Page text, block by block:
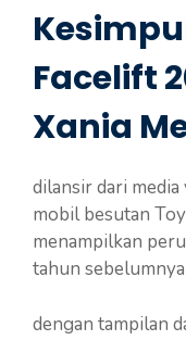
Facelift
Xania
dilansir dari
mobil besutan
menampilkan
tahun sebelumnya
dengan tampilan